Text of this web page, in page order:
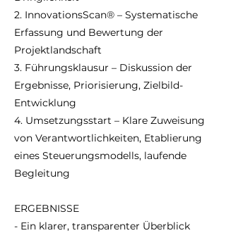
2. InnovationsScan® – Systematische
Erfassung und Bewertung der
Projektlandschaft
3. Führungsklausur – Diskussion der
Ergebnisse, Priorisierung, Zielbild-
Entwicklung
4. Umsetzungsstart – Klare Zuweisung
von Verantwortlichkeiten, Etablierung
eines Steuerungsmodells, laufende
Begleitung
ERGEBNISSE
- Ein klarer, transparenter Überblick